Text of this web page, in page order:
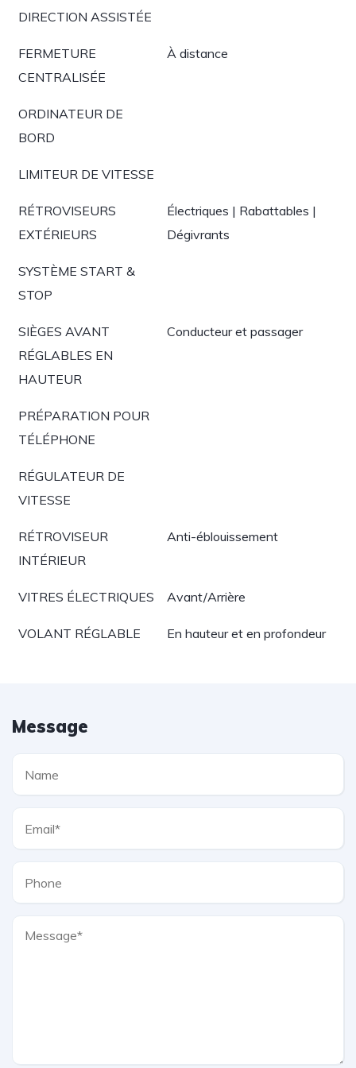
DIRECTION ASSISTÉE
FERMETURE
CENTRALISÉE
À distance
ORDINATEUR DE
BORD
LIMITEUR DE VITESSE
RÉTROVISEURS
EXTÉRIEURS
Électriques | Rabattables |
Dégivrants
SYSTÈME START &
STOP
SIÈGES AVANT
RÉGLABLES EN
HAUTEUR
Conducteur et passager
PRÉPARATION POUR
TÉLÉPHONE
RÉGULATEUR DE
VITESSE
RÉTROVISEUR
INTÉRIEUR
Anti-éblouissement
VITRES ÉLECTRIQUES Avant/Arrière
VOLANT RÉGLABLE En hauteur et en profondeur
Message